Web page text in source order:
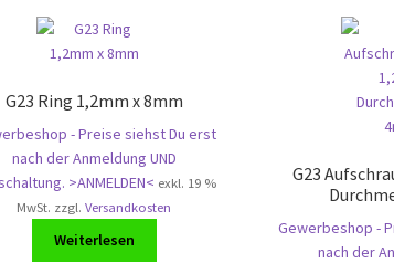
G23 Ring 1,2mm x 8mm
- Preise siehst Du erst
nach der Anmeldung UND
>ANMELDEN< exkl. 19 %
MwSt. zzgl.Versandkosten
Weiterlesen
G23
Gewerbeshop -
nach der